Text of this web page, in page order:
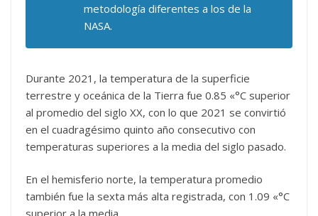
metodología diferentes a los de la
NASA.
Durante 2021, la temperatura de la superficie
terrestre y oceánica de la Tierra fue 0.85 «°C superior
al promedio del siglo XX, con lo que 2021 se convirtió
en el cuadragésimo quinto año consecutivo con
temperaturas superiores a la media del siglo pasado.
En el hemisferio norte, la temperatura promedio
también fue la sexta más alta registrada, con 1.09 «°C